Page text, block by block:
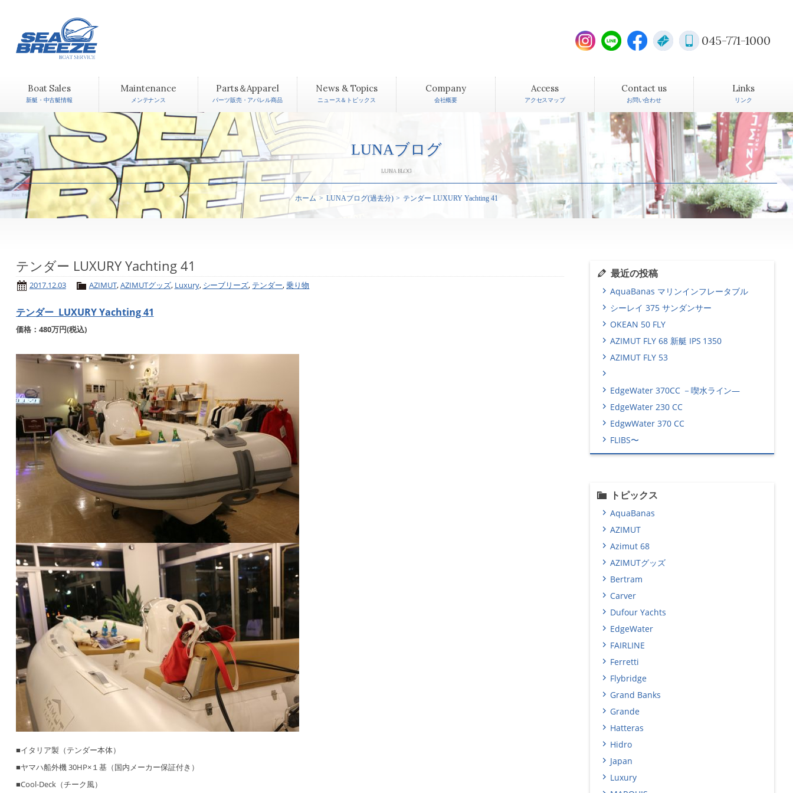
045-771-1000
Boat Sales
新艇・中古艇情報
Maintenance
メンテナンス
Parts＆Apparel
パーツ販売・アパレル商品
News & Topics
ニュース＆トピックス
Company
会社概要
Access
アクセスマップ
Contact us
お問い合わせ
Links
リンク
LUNAブログ
LUNA BLOG
ホーム LUNAブログ(過去分) テンダー LUXURY Yachting 41
テンダー LUXURY Yachting 41
2017.12.03 AZIMUT,AZIMUTグッズ, Luxury, シーブリーズ, テンダー,乗り物
テンダー LUXURY Yachting 41
価格：480万円(税込)
■イタリア製（テンダー本体）
■ヤマハ船外機 30HP×１基（国内メーカー保証付き）
■Cool-Deck（チーク風）
最近の投稿
AquaBanas マリンインフレータブル
シーレイ 375 サンダンサー
OKEAN 50 FLY
AZIMUT FLY 68 新艇 IPS 1350
AZIMUT FLY 53
EdgeWater 370CC －喫水ライン―
EdgeWater 230 CC
EdgwWater 370 CC
FLIBS〜
トピックス
AquaBanas
AZIMUT
Azimut 68
AZIMUTグッズ
Bertram
Carver
Dufour Yachts
EdgeWater
FAIRLINE
Ferretti
Flybridge
Grand Banks
Grande
Hatteras
Hidro
Japan
Luxury